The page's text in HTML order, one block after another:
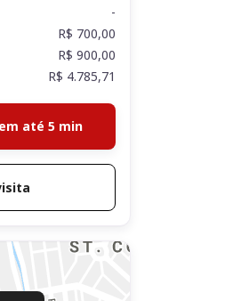
-
R$ 700,00
R$ 900,00
R$ 4.785,71
até 5 min